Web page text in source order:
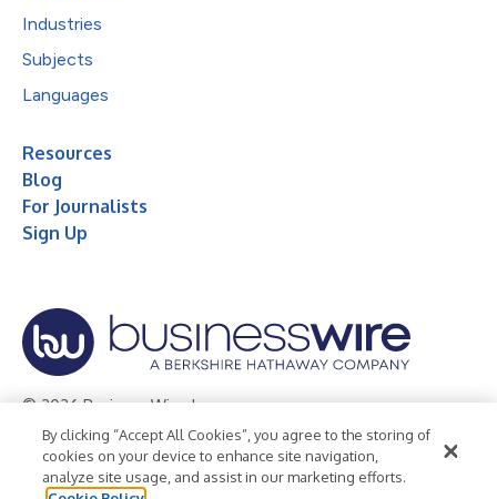
Industries
Subjects
Languages
Resources
Blog
For Journalists
Sign Up
© 2026 Business Wire, Inc.
Privacy Policy Cookie Policy
Accessibility Statement
Terms of Use
Legal
By clicking “Accept All Cookies”, you agree to the storing of
cookies on your device to enhance site navigation,
analyze site usage, and assist in our marketing efforts.